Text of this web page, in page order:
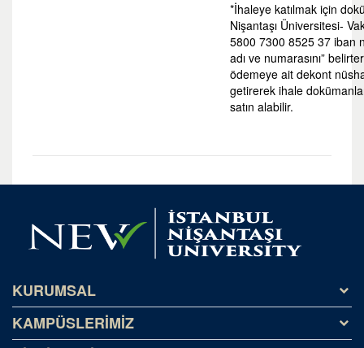
*İhaleye katılmak için
Nişantaşı Üniversitesi-
5800 7300 8525 37 iban
adı ve numarasını”
ödemeye ait dekont
getirerek ihale
satın alabilir.
KURUMSAL
Tarihçe
KAMPÜSLERİMİZ